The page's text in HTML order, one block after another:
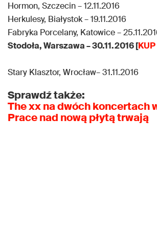
Hormon, Szczecin – 12.11.2016
Herkulesy, Białystok – 19.11.2016
Fabryka Porcelany, Katowice –
Stodoła, Warszawa – 30.11.2016 [
Stary Klasztor, Wrocław– 31.11.2016
Sprawdź także:
The xx na dwóch koncertach
Prace nad nową płytą trwają